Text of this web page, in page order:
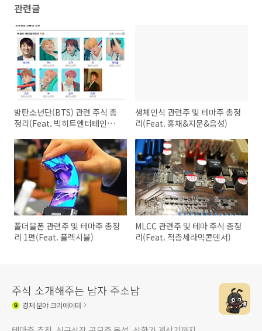
관련글
방탄소년단(BTS) 관련 주식 총
정리(Feat. 빅히트엔터테인먼
생체인식 관련주 및 테마주 총정
리(Feat. 홍채&지문&음성)
폴더블폰 관련주 및 테마주 총정
리 1편(Feat. 플렉시블)
MLCC 관련주 및 테마 주식 총정
리(Feat. 적층세라믹콘덴서)
주식 소개해주는 남자 주소남
경제분야 크리에이터